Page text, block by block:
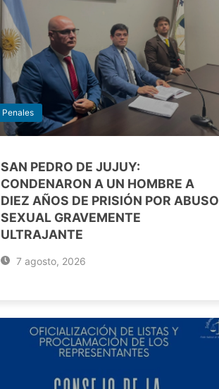
Penales
SAN PEDRO DE JUJUY:
CONDENARON A UN HOMBRE A
DIEZ AÑOS DE PRISIÓN POR ABUSO
SEXUAL GRAVEMENTE
ULTRAJANTE
7 agosto, 2026